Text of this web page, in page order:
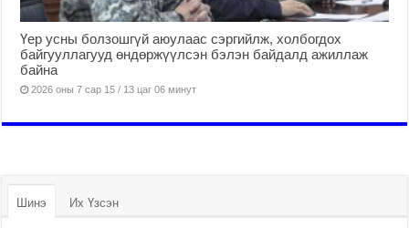
Үер усны болзошгүй аюулаас сэргийлж, холбогдох
байгууллагууд өндөржүүлсэн бэлэн байдалд ажиллаж
байна
2026 оны 7 сар 15 / 13 цаг 06 минут
Шинэ Их Үзсэн